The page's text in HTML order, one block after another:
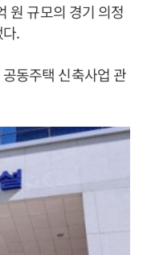
원 규모의 경기 의정
.
동주택 신축사업 관